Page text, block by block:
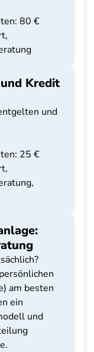
80 €
Kredit
und
25 €
am besten
ein
und